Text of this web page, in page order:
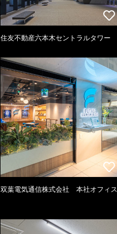
住友不動産六本木セントラルタワー
双葉電気通信株式会社 本社オフィス